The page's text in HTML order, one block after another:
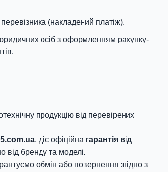
(накладений платіж).
осіб з оформленням рахунку-
продукцію від перевірених
, діє офіційна гарантія від
від бренду та моделі.
обмін або повернення згідно з